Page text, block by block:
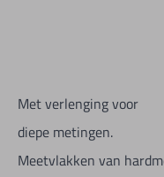
Met verlenging voor
diepe metingen.
Meetvlakken van